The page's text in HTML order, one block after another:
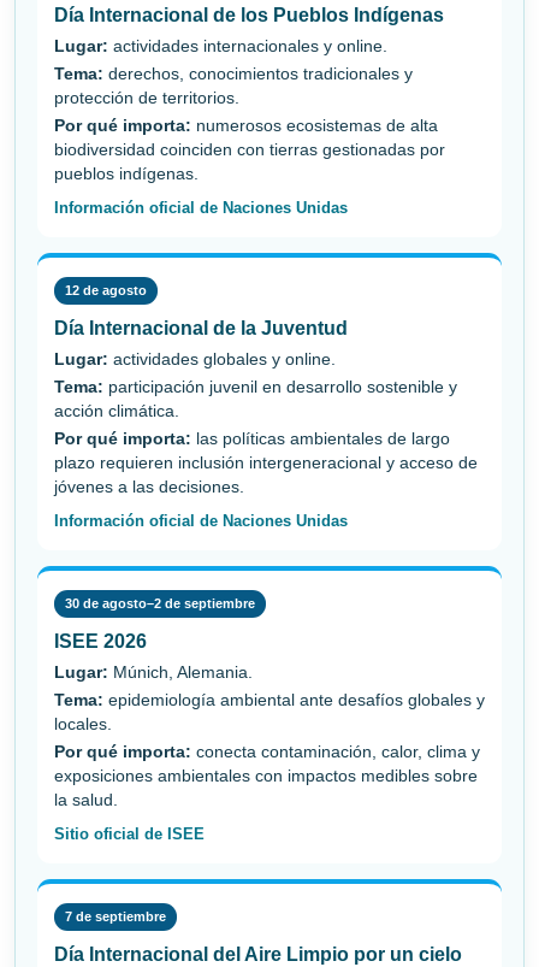
Día Internacional de los Pueblos Indígenas
Lugar: actividades internacionales y online.
Tema: derechos, conocimientos tradicionales y
protección de territorios.
Por qué importa: numerosos ecosistemas de alta
biodiversidad coinciden con tierras gestionadas por
pueblos indígenas.
Información oficial de Naciones Unidas
12 de agosto
Día Internacional de la Juventud
Lugar: actividades globales y online.
Tema: participación juvenil en desarrollo sostenible y
acción climática.
Por qué importa: las políticas ambientales de largo
plazo requieren inclusión intergeneracional y acceso de
jóvenes a las decisiones.
Información oficial de Naciones Unidas
30 de agosto–2 de septiembre
ISEE 2026
Lugar: Múnich, Alemania.
Tema: epidemiología ambiental ante desafíos globales y
locales.
Por qué importa: conecta contaminación, calor, clima y
exposiciones ambientales con impactos medibles sobre
la salud.
Sitio oficial de ISEE
7 de septiembre
Día Internacional del Aire Limpio por un cielo